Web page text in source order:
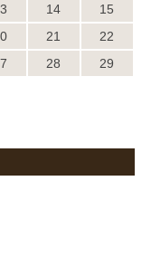
14
15
21
22
28
29